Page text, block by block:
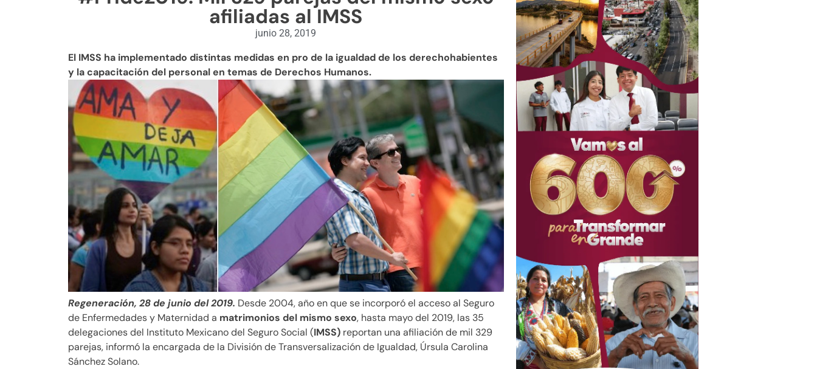
afiliadas al IMSS
junio 28, 2019
El IMSS ha implementado distintas medidas en pro de la igualdad de los derechohabientes
y la capacitación del personal en temas de Derechos Humanos.
Regeneración, 28 de junio del 2019. Desde 2004, año en que se incorporó el acceso al Seguro
de Enfermedades y Maternidad a matrimonios del mismo sexo, hasta mayo del 2019, las 35
delegaciones del Instituto Mexicano del Seguro Social (IMSS) reportan una afiliación de mil 329
parejas, informó la encargada de la División de Transversalización de Igualdad, Úrsula Carolina
Sánchez Solano.